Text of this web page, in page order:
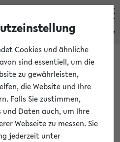
eKVV
an jetzt
gefunden!
Cookies und ähnliche
sind essentiell, um die
zu gewährleisten,
die Website und Ihre
Falls Sie zustimmen,
und Daten auch, um Ihre
Webseite zu messen. Sie
jederzeit unter